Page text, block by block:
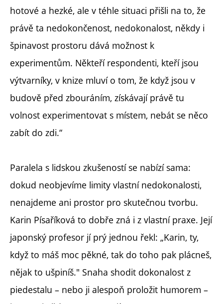
hotové a hezké, ale v téhle situaci přišli na to, že
právě ta nedokončenost, nedokonalost, někdy i
špinavost prostoru dává možnost k
experimentům. Někteří respondenti, kteří jsou
výtvarníky, v knize mluví o tom, že když jsou v
budově před zbouráním, získávají právě tu
volnost experimentovat s místem, nebát se něco
zabít do zdi.“
Paralela s lidskou zkušeností se nabízí sama:
dokud neobjevíme limity vlastní nedokonalosti,
nenajdeme ani prostor pro skutečnou tvorbu.
Karin Písaříková to dobře zná i z vlastní praxe. Její
japonský profesor jí prý jednou řekl: „Karin, ty,
když to máš moc pěkné, tak do toho pak plácneš,
nějak to ušpiníš." Snaha shodit dokonalost z
piedestalu – nebo ji alespoň proložit humorem –